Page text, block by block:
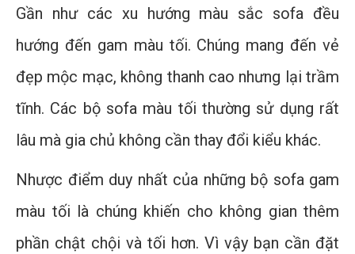
Gần như các xu hướng màu sắc sofa đều
hướng đến gam màu tối. Chúng mang đến vẻ
đẹp mộc mạc, không thanh cao nhưng lại trầm
tĩnh. Các bộ sofa màu tối thường sử dụng rất
lâu mà gia chủ không cần thay đổi kiểu khác.
Nhược điểm duy nhất của những bộ sofa gam
màu tối là chúng khiến cho không gian thêm
phần chật chội và tối hơn. Vì vậy bạn cần đặt